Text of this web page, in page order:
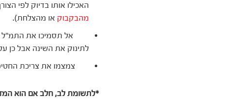
האכילו אותו בדיוק לפי
מהבקבוק או מהצלחת).
אל תסמיכו את התמ"ל או
לתינוק את השינה אבל כן
צמצמו את צריכת
*לתשומת לב, חלב אם הוא